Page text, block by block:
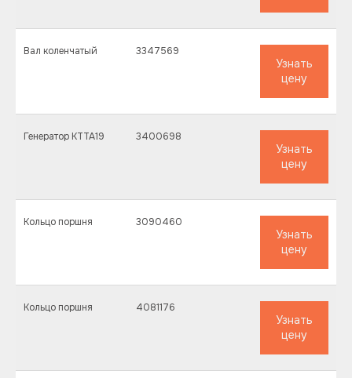
Вал коленчатый 3347569
Узнать
цену
Генератор KTTA19 3400698
Узнать
цену
Кольцо поршня 3090460
Узнать
цену
Кольцо поршня 4081176
Узнать
цену